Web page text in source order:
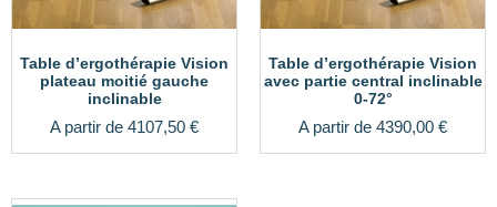
Table d’ergothérapie Vision
plateau moitié gauche
inclinable
A partir de 4107,50 €
Table d’ergothérapie Vision
avec partie central inclinable
0-72°
A partir de 4390,00 €